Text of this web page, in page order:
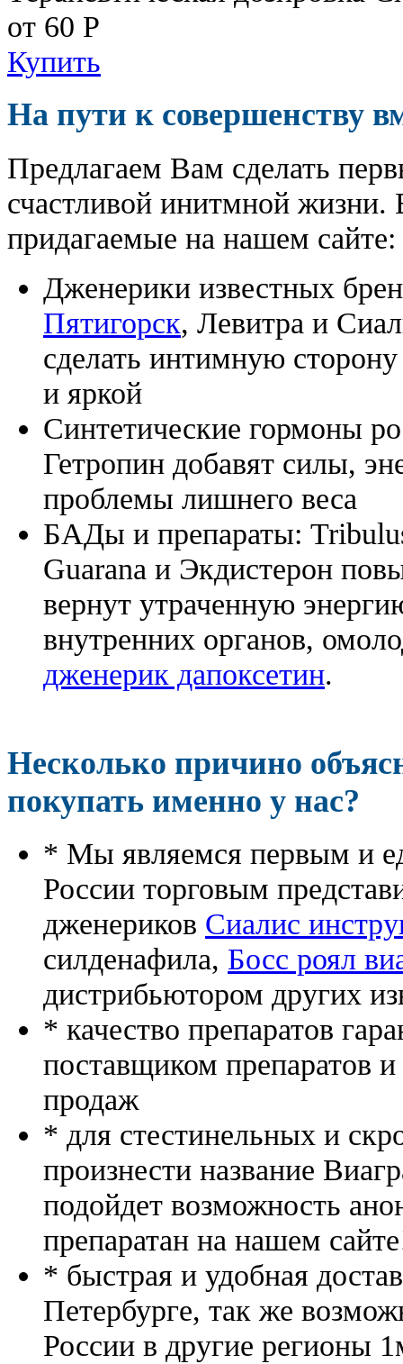
от 60 Р
Купить
На пути к совершенству
Предлагаем Вам сделать
счастливой инитмной жизни.
придагаемые на нашем сайте:
Дженерики известных
Пятигорск, Левитра и
сделать интимную
и яркой
Синтетические гормоны
Гетропин добавят силы,
проблемы лишнего веса
БАДы и препараты:
Guarana и Экдистерон
вернут утраченную
внутренних органов,
дженерик дапоксетин.
Несколько причино
покупать именно у нас?
* Мы являемся первым и
России торговым
дженериков Сиалис
силденафила, Босс роял
дистрибьютором других
* качество препаратов
поставщиком препаратов
продаж
* для стестинельных и
произнести название
подойдет возможность
препаратан на нашем
* быстрая и удобная
Петербурге, так же
России в другие регионы